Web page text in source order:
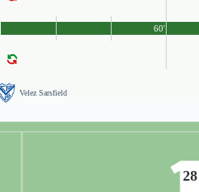
Velez Sarsfield
60'
28